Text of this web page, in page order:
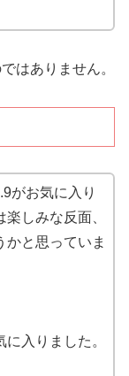
はありません。
がお気に入り
しみな反面、
かと思っていま
に入り ました。